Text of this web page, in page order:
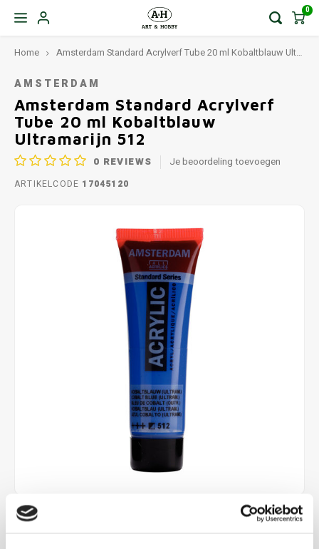
0
Home Amsterdam Standard Acrylverf Tube 20 ml Kobaltblauw Ultramarijn 512
AMSTERDAM
Amsterdam Standard Acrylverf
Tube 20 ml Kobaltblauw
Ultramarijn 512
0 REVIEWS Je beoordeling toevoegen
ARTIKELCODE 17045120
€1,90